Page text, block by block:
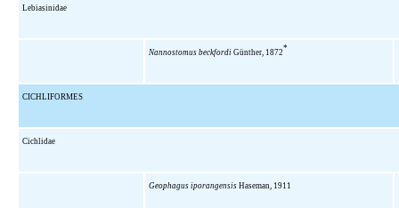
Lebiasinidae
Nannostomus beckfordiGünther, 1872
*
CICHLIFORMES
Cichlidae
Geophagus iporangensis Haseman, 1911